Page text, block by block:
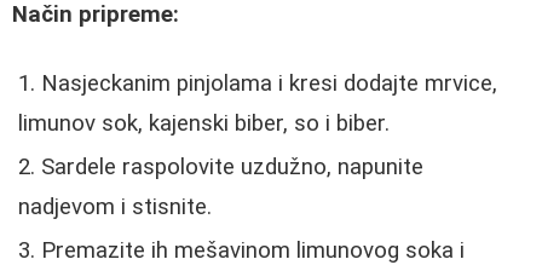
Način pripreme:
Nasjeckanim pinjolama i kresi dodajte mrvice,
limunov sok, kajenski biber, so i biber.
Sardele raspolovite uzdužno, napunite
nadjevom i stisnite.
Premazite ih mešavinom limunovog soka i